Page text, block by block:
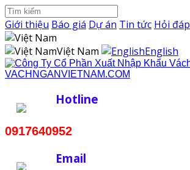
Giới thiệu Báo giá Dự án Tin tức Hỏi đáp
Việt Nam
English
Hotline
0917640952
Email